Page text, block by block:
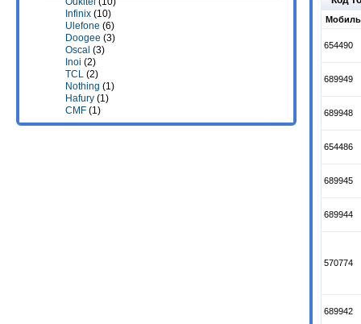
Infinix (10)
Ulefone (6)
Doogee (3)
Oscal (3)
Inoi (2)
TCL (2)
Nothing (1)
Hafury (1)
CMF (1)
654490
689949
689948
654486
689945
689944
570774
689942